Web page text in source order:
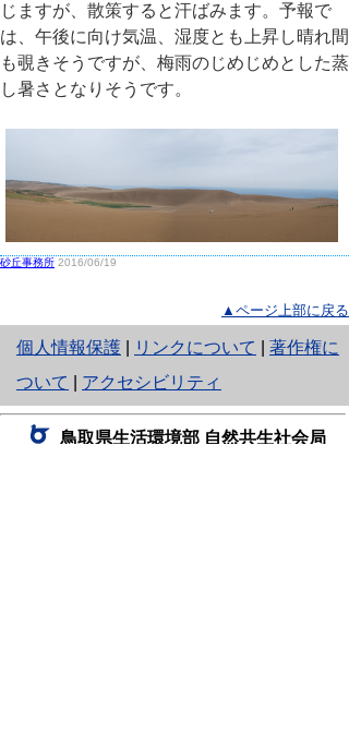
じますが、散策すると汗ばみます。予報で
は、午後に向け気温、湿度とも上昇し晴れ間
も覗きそうですが、梅雨のじめじめとした蒸
し暑さとなりそうです。
砂丘事務所 2016/06/19
▲ページ上部に戻る
個人情報保護
と
り
ネ
リンクについて
著作権に
ついて
アクセシビリティ
鳥取県生活環境部 自然共生社会局